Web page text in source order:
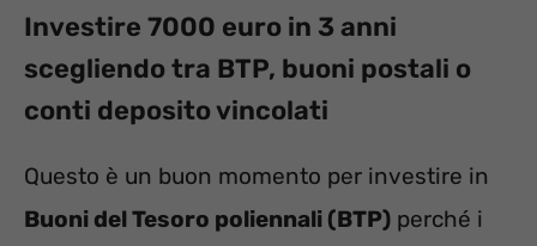
Investire 7000 euro in 3 anni
scegliendo tra BTP, buoni postali o
conti deposito vincolati
Questo è un buon momento per investire in
Buoni del Tesoro poliennali (BTP) perché i